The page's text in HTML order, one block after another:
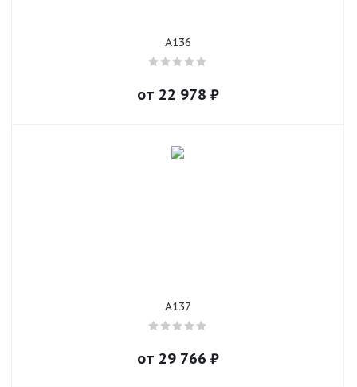
A136
от 22 978 ₽
A137
от 29 766 ₽